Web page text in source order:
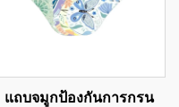
แถบจมูกป้องกันการกรน